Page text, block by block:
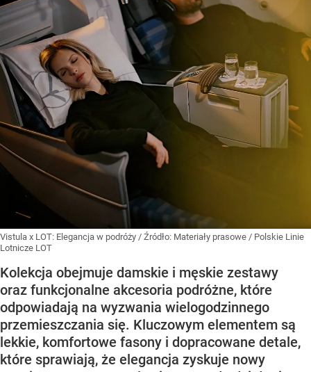
Vistula x LOT: Elegancja w podróży / Źródło: Materiały prasowe / Polskie Linie
Lotnicze LOT
Kolekcja obejmuje damskie i męskie zestawy
oraz funkcjonalne akcesoria podróżne, które
odpowiadają na wyzwania wielogodzinnego
przemieszczania się. Kluczowym elementem są
lekkie, komfortowe fasony i dopracowane detale,
które sprawiają, że elegancja zyskuje nowy